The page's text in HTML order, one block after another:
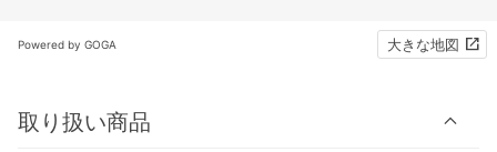
Powered by GOGA 大きな地図
取り扱い商品